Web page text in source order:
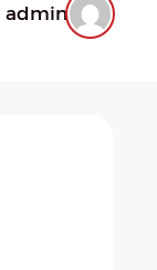
admin